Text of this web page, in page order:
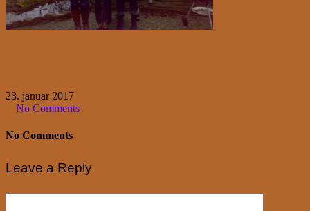
23. januar 2017
No Comments
No Comments
Leave a Reply